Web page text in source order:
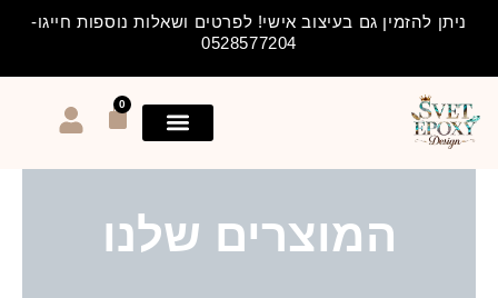
ניתן להזמין גם בעיצוב אישי! לפרטים ושאלות נוספות חייגו-
0528577204
0
עגלת
קניות
המוצרים שלנו